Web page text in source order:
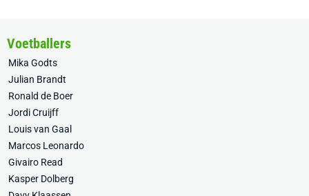
Voetballers
Mika Godts
Julian Brandt
Ronald de Boer
Jordi Cruijff
Louis van Gaal
Marcos Leonardo
Givairo Read
Kasper Dolberg